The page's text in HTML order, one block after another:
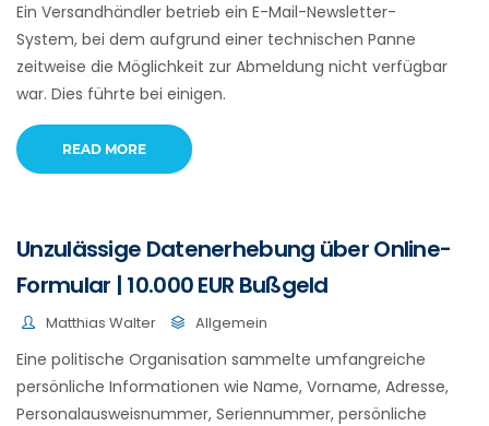
Ein Versandhändler betrieb ein E-Mail-Newsletter-
System, bei dem aufgrund einer technischen Panne
zeitweise die Möglichkeit zur Abmeldung nicht verfügbar
war. Dies führte bei einigen.
READ MORE
Unzulässige Datenerhebung über Online-
Formular | 10.000 EUR Bußgeld
Matthias Walter Allgemein
Eine politische Organisation sammelte umfangreiche
persönliche Informationen wie Name, Vorname, Adresse,
Personalausweisnummer, Seriennummer, persönliche